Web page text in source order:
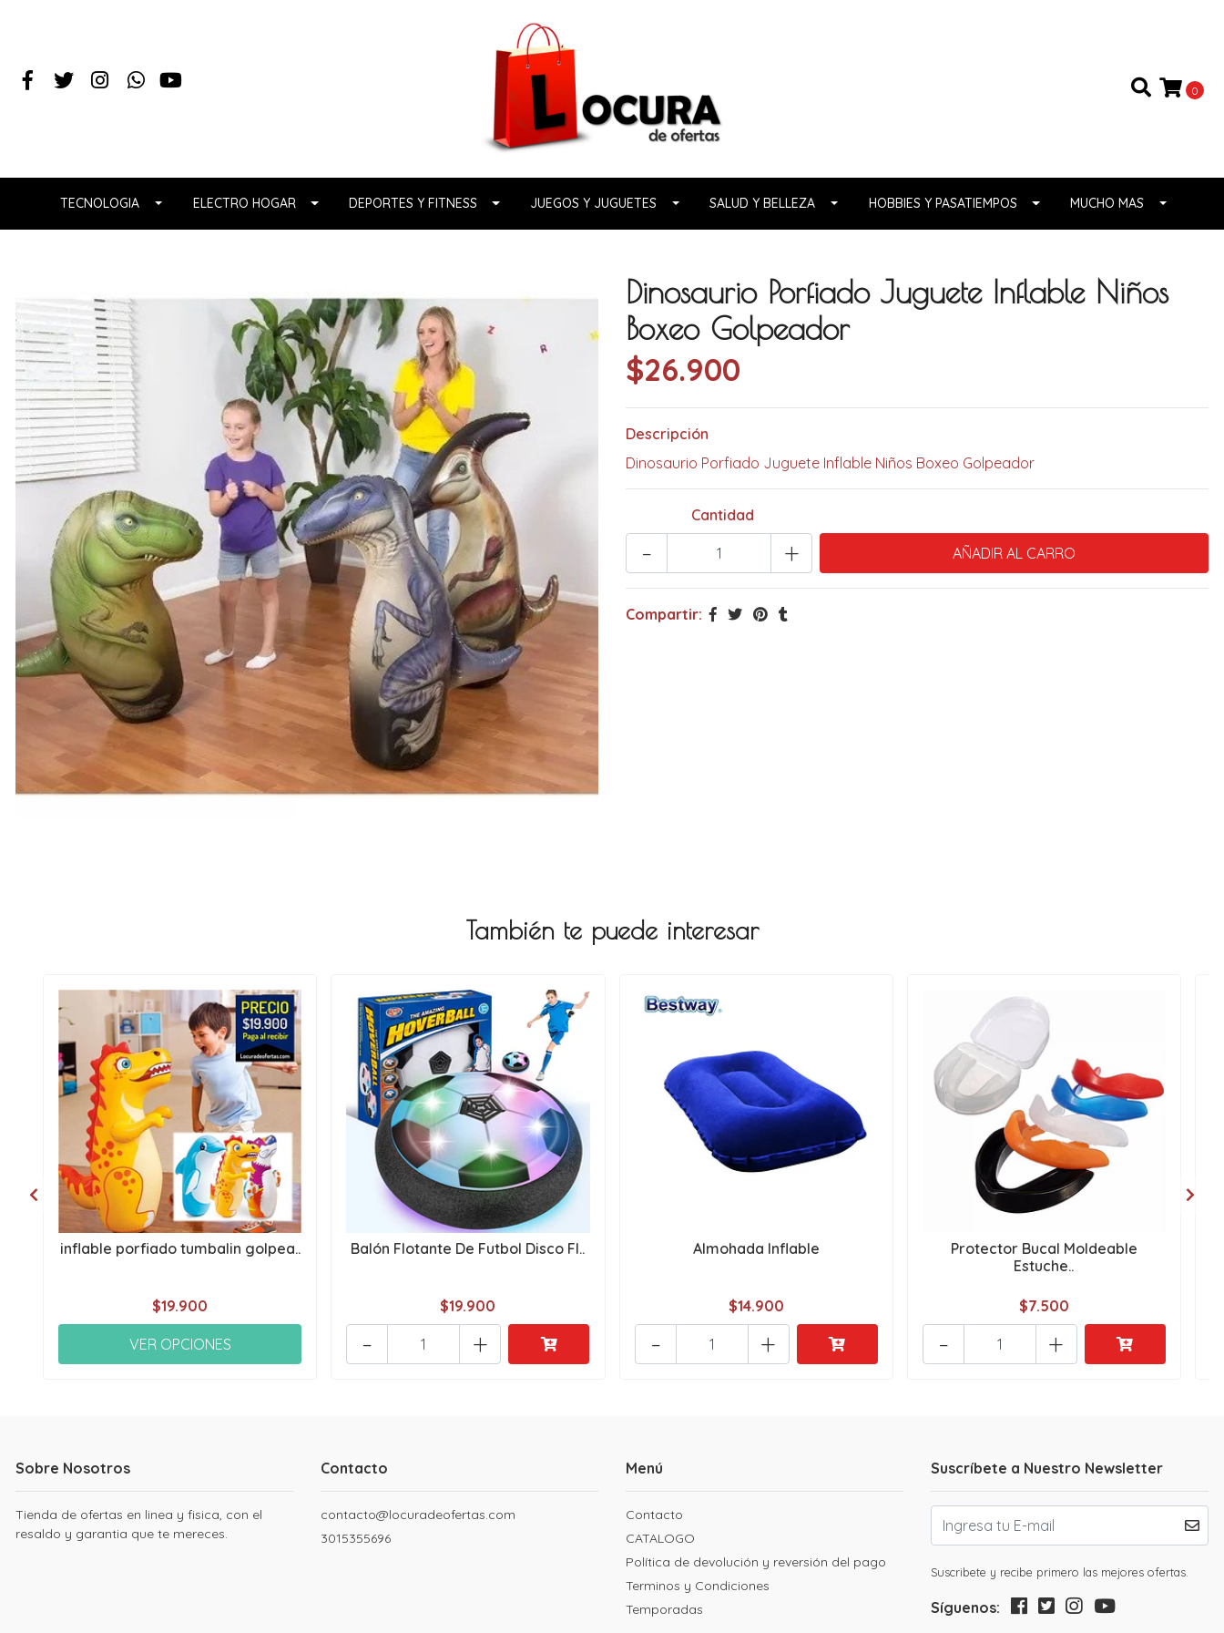
0
TECNOLOGIA ELECTRO HOGAR DEPORTES Y FITNESS JUEGOS Y JUGUETES SALUD Y BELLEZA HOBBIES Y PASATIEMPOS MUCHO MAS
Dinosaurio Porfiado Juguete Inflable Niños
Boxeo Golpeador
$26.900
Descripción
Dinosaurio Porfiado Juguete Inflable Niños Boxeo Golpeador
Cantidad
+
-
Compartir:
También te puede interesar
inflable porfiado tumbalin golpea..
$19.900
VER OPCIONES
Balón Flotante De Futbol Disco Fl..
$19.900
+
-
Almohada Inflable
$14.900
+
-
Protector Bucal Moldeable
Estuche..
$7.500
+
-
Sobre Nosotros
Tienda de ofertas en linea y fisica, con el
resaldo y garantia que te mereces.
Contacto
contacto@locuradeofertas.com
3015355696
Menú
Contacto
CATALOGO
Política de devolución y reversión del pago
Terminos y Condiciones
Temporadas
Suscríbete a Nuestro Newsletter
Suscribete y recibe primero las mejores ofertas.
Síguenos: